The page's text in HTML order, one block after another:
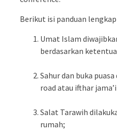
Berikut isi panduan
Umat Islam
berdasarkan
Sahur dan buka
road atau ifthar
Salat Tarawih
rumah;